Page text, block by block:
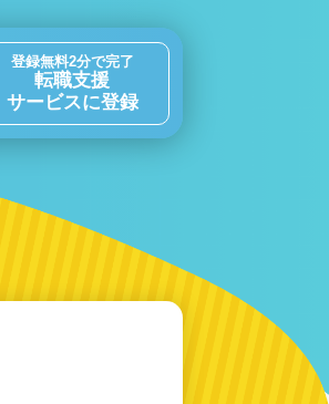
登録無料2分で完了
転職支援
サービスに登録